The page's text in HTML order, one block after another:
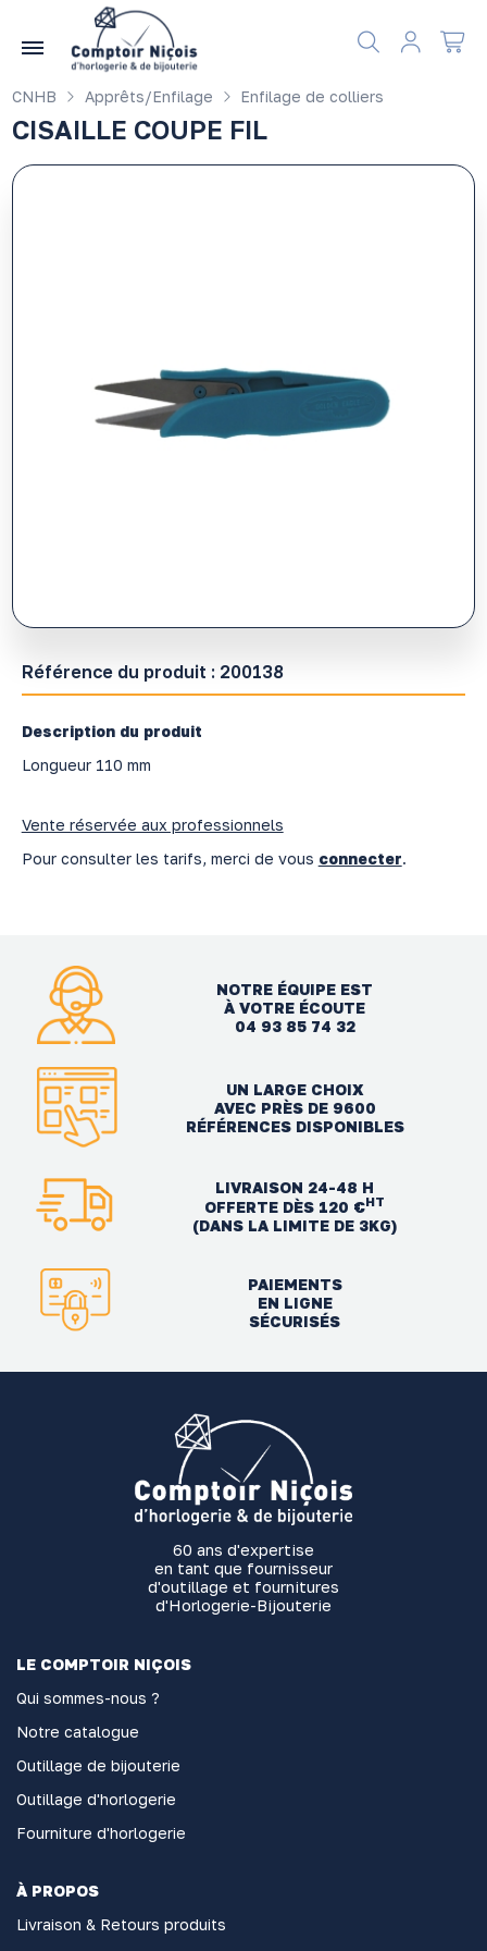
CNHB Apprêts/Enfilage Enfilage de colliers
CISAILLE COUPE FIL
Référence du produit : 200138
Description du produit
Longueur 110 mm
Vente réservée aux professionnels
Pour consulter les tarifs, merci de vous connecter.
NOTRE ÉQUIPE EST
À VOTRE ÉCOUTE
04 93 85 74 32
UN LARGE CHOIX
AVEC PRÈS DE 9600
RÉFÉRENCES DISPONIBLES
LIVRAISON 24-48 H
OFFERTE DÈS 120 €HT
(DANS LA LIMITE DE 3KG)
PAIEMENTS
EN LIGNE
SÉCURISÉS
60 ans d'expertise
en tant que fournisseur
d'outillage et fournitures
d'Horlogerie-Bijouterie
LE COMPTOIR NIÇOIS
Qui sommes-nous ?
Notre catalogue
Outillage de bijouterie
Outillage d'horlogerie
Fourniture d'horlogerie
À PROPOS
Livraison & Retours produits
Gérer les préférences en matière de cookies